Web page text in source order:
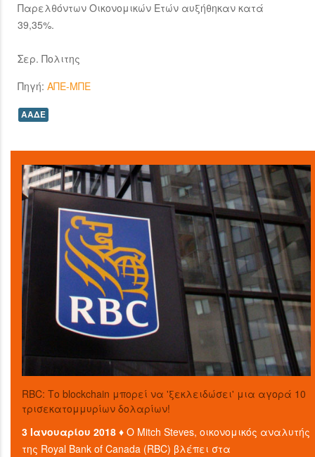
Παρελθόντων Οικονομικών Ετών αυξήθηκαν κατά
39,35%.
Σερ. Πολιτης
Πηγή: ΑΠΕ-ΜΠΕ
ΑΑΔΕ
RBC: Το blockchain μπορεί να 'ξεκλειδώσει' μια αγορά 10
τρισεκατομμυρίων δολαρίων!
3 Ιανουαρίου 2018 ♦Ο Mitch Steves, οικονομικός αναλυτής
της Royal Bank of Canada (RBC) βλέπει στα